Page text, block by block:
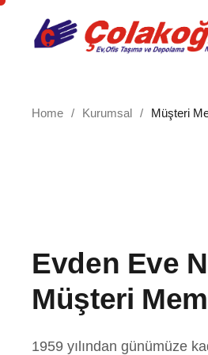
Skip
content
Home Kurumsal Müşteri
Evden Eve
Müşteri
1959 yılından günümüze